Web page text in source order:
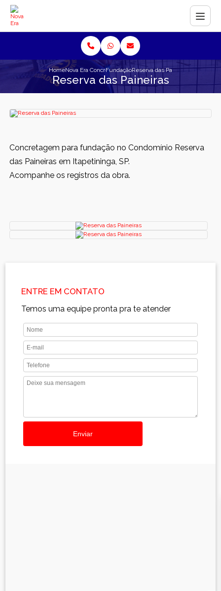
HomeNova Era ConcretoFundaçãoReserva das Paineiras
Reserva das Paineiras
Concretagem para fundação no Condomínio Reserva
das Paineiras em Itapetininga, SP.
Acompanhe os registros da obra.
ENTRE EM CONTATO
Temos uma equipe pronta pra te atender